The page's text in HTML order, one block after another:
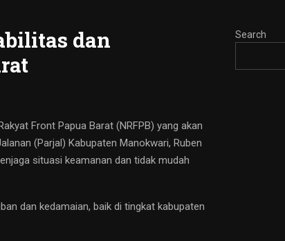
dan
Front Papua Barat (NRFPB) yang akan
(Parjal) Kabupaten Manokwari, Ruben
situasi keamanan dan tidak mudah
dan kedamaian, baik di tingkat kabupaten
Search